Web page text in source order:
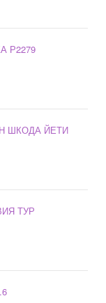
Р2279
ШКОДА ЙЕТИ
ТУР